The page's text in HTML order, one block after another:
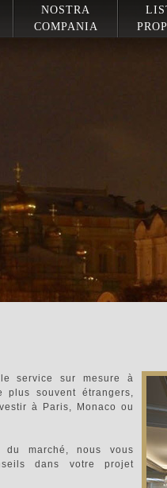
NOSTRA
COMPANIA
service sur mesure à
plus souvent étrangers,
à Paris, Monaco ou
du marché, nous vous
dans votre projet